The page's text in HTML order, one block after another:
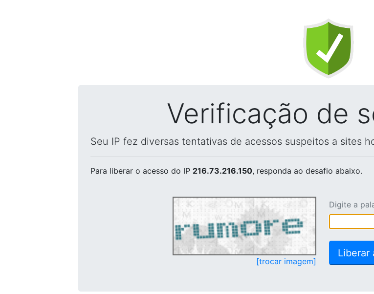
Verificação de
Seu IP fez diversas tentativas de acessos suspeitos a sites
Para liberar o acesso do IP 216.73.216.150, responda ao desafio abaixo.
[trocar imagem]
Digite a